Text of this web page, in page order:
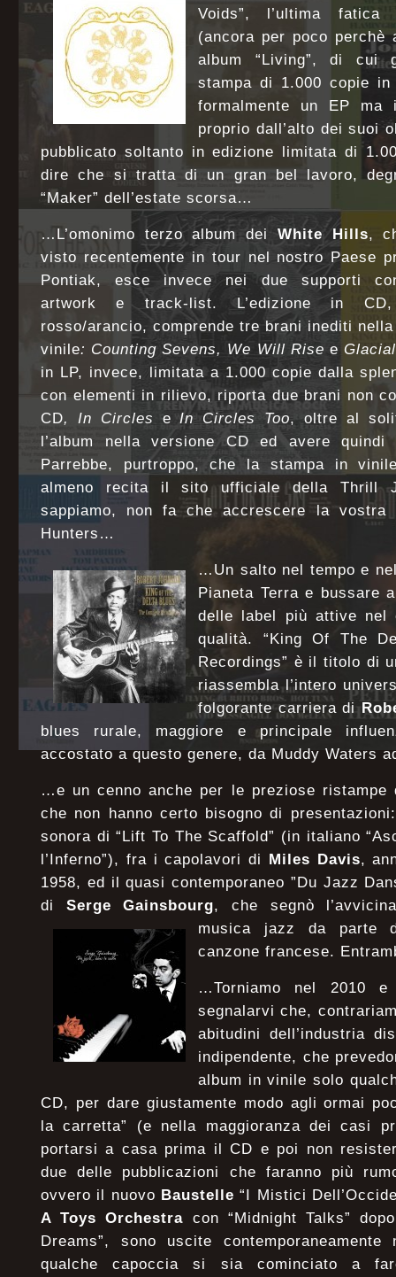
Voids”, l’ultima fatica
(ancora per poco
album “Living”, di cui
stampa di 1.000 copie
formalmente un EP
proprio dall’alto dei suoi
pubblicato soltanto in edizione limitata di
dire che si tratta di un gran bel lavoro,
“Maker” dell’estate scorsa…
…L’omonimo terzo album deiWhite Hills,
visto recentemente in tour nel nostro Paese
Pontiak, esce invece nei due supporti
artwork e track-list. L’edizione in CD,
rosso/arancio, comprende tre brani inediti
vinile: Counting Sevens, We Will Rise e Glacial
in LP, invece, limitata a 1.000 copie dalla
con elementi in rilievo, riporta due brani non
CD, In Circlese In Circles Too, oltre al
l’album nella versione CD ed avere
Parrebbe, purtroppo, che la stampa in
almeno recita il sito ufficiale della Thrill
sappiamo, non fa che accrescere la
Hunters…
…Un salto nel tempo e
Pianeta Terra e bussare
delle label più attive nel
qualità. “King Of The
Recordings” è il titolo di
riassembla l’intero
folgorante carriera di
blues rurale, maggiore e principale
accostato a questo genere, da Muddy Waters
…e un cenno anche per le preziose ristampe
che non hanno certo bisogno di
sonora di “Lift To The Scaffold” (in italiano
l’Inferno”), fra i capolavori di Miles Davis,
1958, ed il quasi contemporaneo ”Du Jazz
di Serge Gainsbourg, che segnò
musica jazz da parte
canzone francese.
…Torniamo nel 2010
segnalarvi che,
abitudini dell’industria
indipendente, che
album in vinile solo
CD, per dare giustamente modo agli ormai
la carretta” (e nella maggioranza dei casi
portarsi a casa prima il CD e poi non
due delle pubblicazioni che faranno più
ovvero il nuovo Baustelle “I Mistici
A Toys Orchestra con “Midnight Talks”
Dreams”, sono uscite
qualche capoccia si sia cominciato a